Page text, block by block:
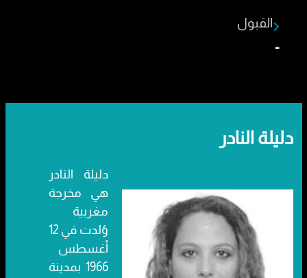
القبول
-
دليلة النادر
دليلة النادر
هي مخرجة
مغربية
وُلدت في 12
أغسطس
1966 بمدينة